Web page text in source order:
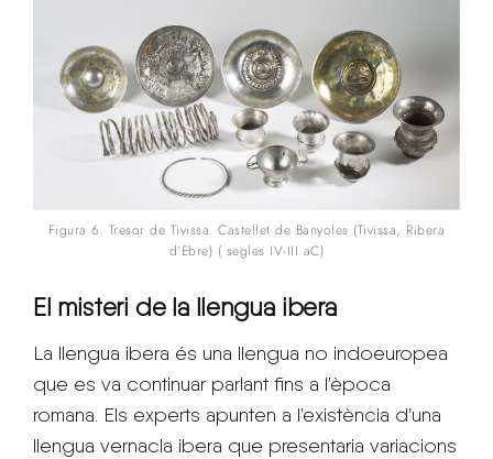
Figura 6. Tresor de Tivissa. Castellet de Banyoles (Tivissa, Ribera
d’Ebre) ( segles IV-III aC)
El misteri de la llengua ibera
La llengua ibera és una llengua no indoeuropea
que es va continuar parlant fins a l’època
romana. Els experts apunten a l’existència d’una
llengua vernacla ibera que presentaria variacions